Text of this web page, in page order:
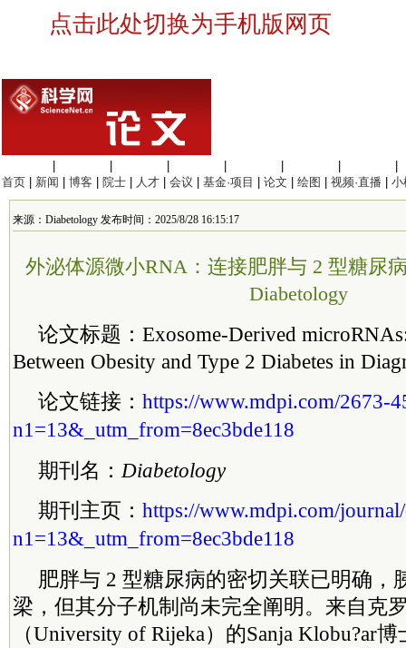
点击此处切换为手机版网页
首页
新闻 博客 院士 人才 会议 基金·项目 论文 绘图 视频·直播 小
来源：Diabetology 发布时间：2025/8/28 16:15:17
外泌体源微小RNA：连接肥胖与 2 型糖尿
Diabetology
论文标题：Exosome-Derived
Between Obesity and Type 2 Diabetes in
论文链接： https://www.mdpi.com/2673-
n1=13&_utm_from=8ec3bde118
期刊名： Diabetology
期刊主页： https://www.mdpi.com/
n1=13&_utm_from=8ec3bde118
肥胖与 2 型糖尿病的密切关联已明确，
梁，但其分子机制尚未完全阐明。来自克
（University of Rijeka）的Sanja Klobu?ar